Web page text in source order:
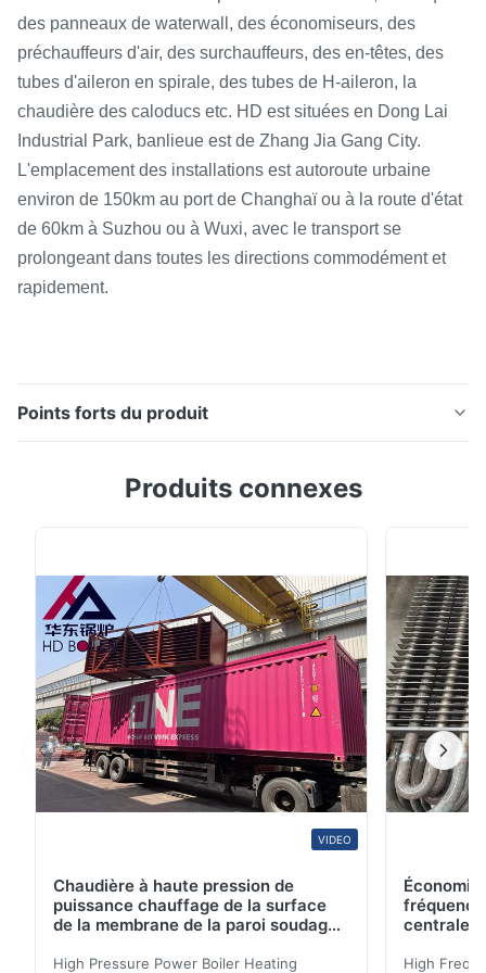
des panneaux de waterwall, des économiseurs, des
préchauffeurs d'air, des surchauffeurs, des en-têtes, des
tubes d'aileron en spirale, des tubes de H-aileron, la
chaudière des caloducs etc. HD est situées en Dong Lai
Industrial Park, banlieue est de Zhang Jia Gang City.
L'emplacement des installations est autoroute urbaine
environ de 150km au port de Changhaï ou à la route d'état
de 60km à Suzhou ou à Wuxi, avec le transport se
prolongeant dans toutes les directions commodément et
rapidement.
Points forts du produit
réchauffeur d'échange thermique d'acier allié
chaudière de certificat d'ASME 1) Rayonnant-
convecteur et disponible convecteur de 100% 2)
Assemblées compl...
Produits connexes
VIDEO
Chaudière à haute pression de
puissance chauffage de la surface
de la membrane de la paroi soudage
biomasse
High Pressure Power Boiler Heating
centrale
High